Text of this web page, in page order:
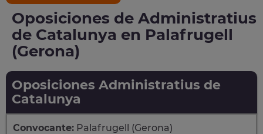
Oposiciones de Administratius
de Catalunya en Palafrugell
(Gerona)
Oposiciones Administratius de
Catalunya
Convocante: Palafrugell (Gerona)